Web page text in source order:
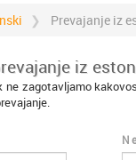
Prevajanje iz
iz
zagotavljamo